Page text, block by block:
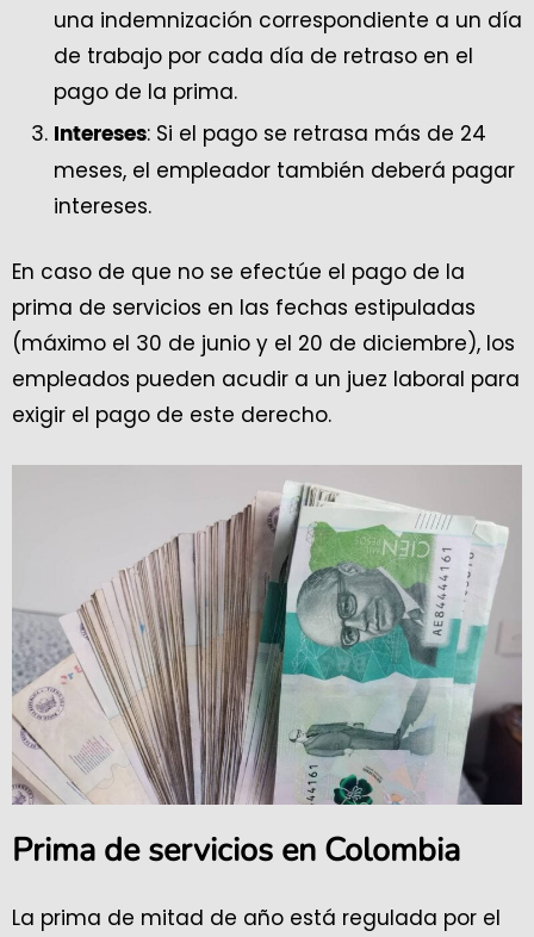
una indemnización correspondiente a un día
de trabajo por cada día de retraso en el
pago de la prima.
Intereses: Si el pago se retrasa más de 24
meses, el empleador también deberá pagar
intereses.
En caso de que no se efectúe el pago de la
prima de servicios en las fechas estipuladas
(máximo el 30 de junio y el 20 de diciembre), los
empleados pueden acudir a un juez laboral para
exigir el pago de este derecho.
Prima de servicios en Colombia
La prima de mitad de año está regulada por el